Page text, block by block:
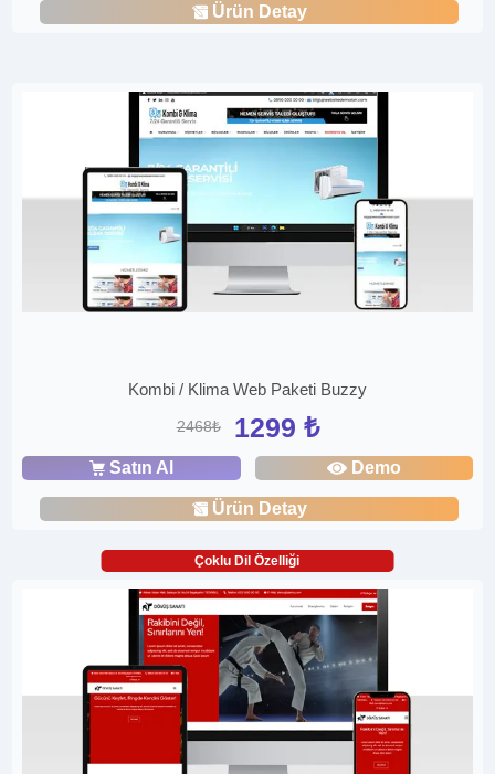
Ürün Detay
Kombi / Klima Web Paketi Buzzy
2468₺ 1299 ₺
Satın Al Demo
Ürün Detay
Çoklu Dil Özelliği